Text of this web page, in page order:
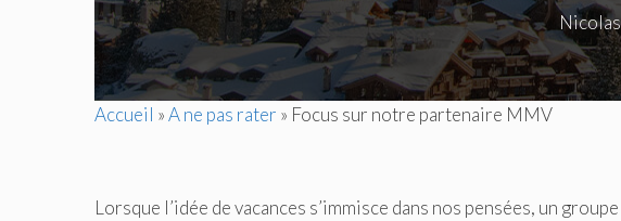
Nicolas
Accueil »A ne pas rater » Focus sur notre partenaire MMV
Lorsque l’idée de vacances s’immisce dans nos pensées, un